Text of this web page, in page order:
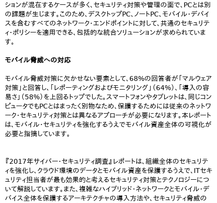
ションが混在するケースが多く、セキュリティ対策や管理の面で、PCとは別
の課題が生じます。このため、デスクトップPC、ノートPC、モバイル・デバイ
スを含むすべてのネットワーク・エンドポイントに対して、共通のセキュリテ
ィ・ポリシーを適用できる、包括的な統合ソリューションが求められていま
す。
モバイル脅威への対応
モバイル脅威対策に欠かせない要素として、68%の回答者が「マルウェア
対策」と回答し、「レポーティングおよびモニタリング」（64%）、「導入の容
易さ」（58%）を上回るトップでした。スマートフォンやタブレットは、同じコン
ピュータでもPCとはまったく別物なため、保護するためには従来のネットワ
ーク・セキュリティ対策とは異なるアプローチが必要になります。本レポート
は、モバイル・セキュリティを強化するうえでモバイル資産全体の可視化が
必要と指摘しています。
『2017年サイバー・セキュリティ調査』レポートは、組織全体のセキュリテ
ィを強化し、クラウド環境のデータとモバイル資産を保護するうえで、ITセキ
ュリティ担当者が最も効果的と考えるセキュリティ対策とテクノロジーにつ
いて解説しています。また、複雑なハイブリッド・ネットワークとモバイル・デ
バイス全体を保護するアーキテクチャの導入方法や、セキュリティ脅威の